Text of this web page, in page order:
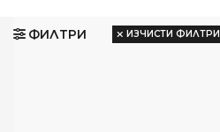
Хиперинверторни
ФИЛТРИ ИЗЧИСТИ ФИЛТРИ